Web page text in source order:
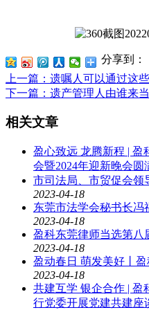
分享到：
上一篇 ：遗嘱人可以通过这
下一篇 ：遗产管理人由谁来
相关文章
盈心致远 龙腾新程 | 盈
会暨2024年迎新晚会圆
市司法局、市贸促会领
2023-04-18
东莞市法学会秘书长冯
2023-04-18
盈科东莞律师当选第八
2023-04-18
盈动春日 萌发美好丨
2023-04-18
共建互学 银企合作 | 盈
行党委开展党建共建座